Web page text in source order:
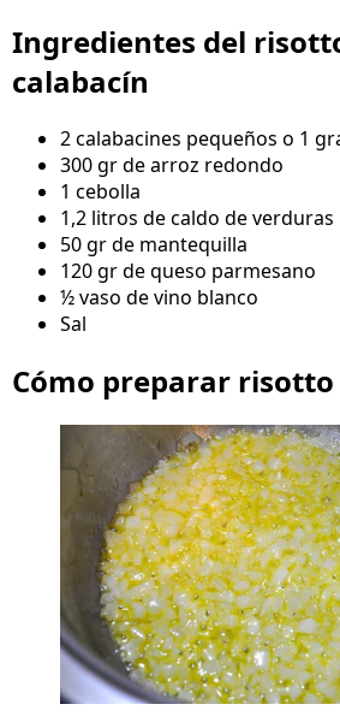
Ingredientes del
calabacín
2 calabacines pequeños o 1
300 gr de arroz redondo
1 cebolla
1,2 litros de caldo de verduras
50 gr de mantequilla
120 gr de queso parmesano
½ vaso de vino blanco
Sal
Cómo preparar risotto